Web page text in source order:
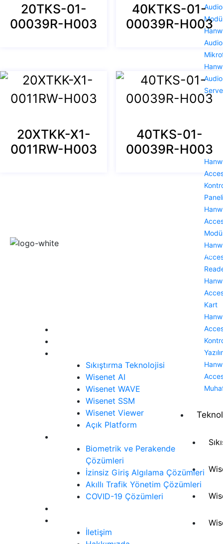
Audio
Audio
Audio
Kart
20TKS-01-
00039R-H003
40KTKS-01-
00039R-H003
20XTKK-X1-
0011RW-H003
40TKS-01-
00039R-H003
Wisenet (Hanwha Vision) çözümlerini Türkiye’de kurumlarla
Sıkıştırma Teknolojisi
Wisenet AI
Wisenet WAVE
Wisenet SSM
Wisenet Viewer
Açık Platform
Biometrik ve Perakende
Çözümleri
İzinsiz Giriş Algılama Çözümleri
Akıllı Trafik Yönetim Çözümleri
COVID-19 Çözümleri
İletişim